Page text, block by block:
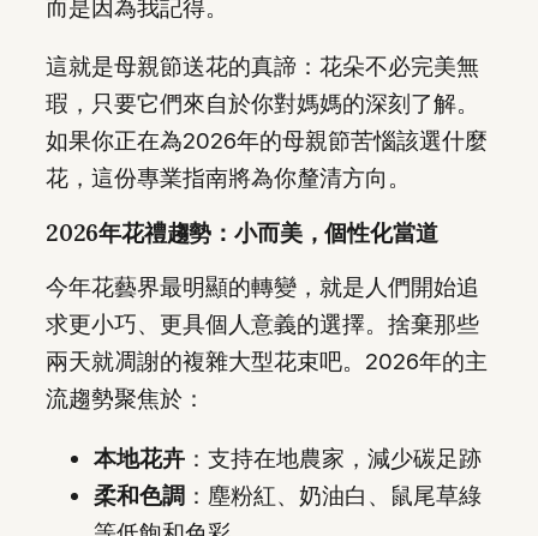
而是因為我記得。
這就是母親節送花的真諦：花朵不必完美無
瑕，只要它們來自於你對媽媽的深刻了解。
如果你正在為2026年的母親節苦惱該選什麼
花，這份專業指南將為你釐清方向。
2026年花禮趨勢：小而美，個性化當道
今年花藝界最明顯的轉變，就是人們開始追
求更小巧、更具個人意義的選擇。捨棄那些
兩天就凋謝的複雜大型花束吧。2026年的主
流趨勢聚焦於：
本地花卉 ：支持在地農家，減少碳足跡
柔和色調 ：塵粉紅、奶油白、鼠尾草綠